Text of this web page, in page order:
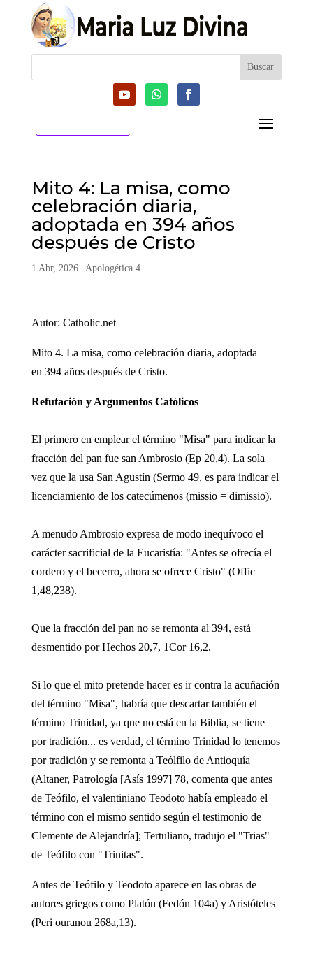
Mito 4: La misa, como
celebración diaria,
adoptada en 394 años
después de Cristo
1 Abr, 2026| Apologética 4
Autor: Catholic.net
Mito 4. La misa, como celebración diaria, adoptada
en 394 años después de Cristo.
Refutación y Argumentos Católicos
El primero en emplear el término "Misa" para indicar la
fracción del pan fue san Ambrosio (Ep 20,4). La sola
vez que la usa San Agustín (Sermo 49, es para indicar el
licenciamiento de los catecúmenos (missio = dimissio).
A menudo Ambrosio expresa de modo inequívoco el
carácter sacrificial de la Eucaristía: "Antes se ofrecía el
cordero y el becerro, ahora se ofrece Cristo" (Offic
1,48,238).
Que la fracción del pan no se remonta al 394, está
desmentido por Hechos 20,7, 1Cor 16,2.
Si lo que el mito pretende hacer es ir contra la acuñación
del término "Misa", habría que descartar también el
término Trinidad, ya que no está en la Biblia, se tiene
por tradición... es verdad, el término Trinidad lo tenemos
por tradición y se remonta a Teólfilo de Antioquía
(Altaner, Patrología [Asís 1997] 78, comenta que antes
de Teófilo, el valentiniano Teodoto había empleado el
término con el mismo sentido según el testimonio de
Clemente de Alejandría]; Tertuliano, tradujo el "Trias"
de Teófilo con "Trinitas".
Antes de Teófilo y Teodoto aparece en las obras de
autores griegos como Platón (Fedón 104a) y Aristóteles
(Peri ouranou 268a,13).